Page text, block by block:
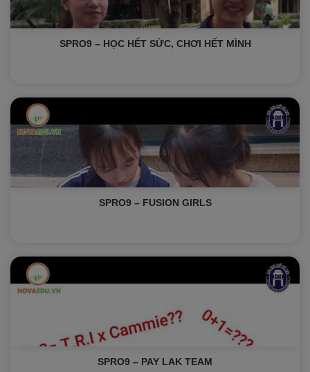
SPRO9 – HỌC HẾT SỨC, CHƠI HẾT MÌNH
SPRO9 – FUSION GIRLS
SPRO9 – PAY LAK TEAM